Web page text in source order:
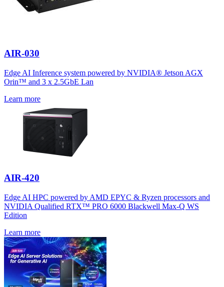
AIR-030
Edge AI Inference system powered by NVIDIA® Jetson AGX
Orin™ and 3 x 2.5GbE Lan
Learn more
AIR-420
Edge AI HPC powered by AMD EPYC & Ryzen processors and
NVIDIA Qualified RTX™ PRO 6000 Blackwell Max-Q WS
Edition
Learn more